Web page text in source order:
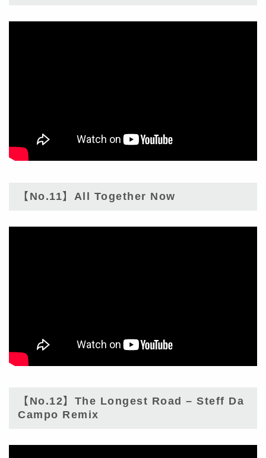
【No.11】All Together Now
【No.12】The Longest Road – Steff Da
Campo Remix